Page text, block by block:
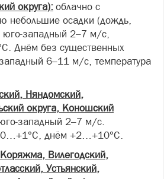
округа): облачно с
небольшие осадки (дождь,
юго-западный 2–7 м/с,
Днём без существенных
6–11 м/с, температура
Няндомский,
округа, Коношский
западный 2–7 м/с.
0…+1°С, днём +2…+10°С.
Вилегодский,
Устьянский,